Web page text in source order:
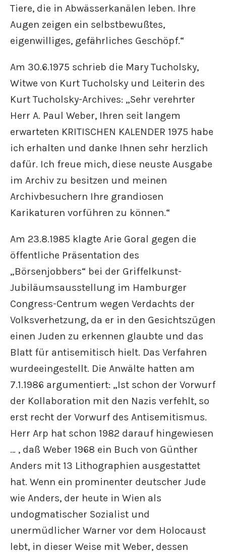
Tiere, die in Abwässerkanälen leben. Ihre
Augen zeigen ein selbstbewußtes,
eigenwilliges, gefährliches Geschöpf.“
Am 30.6.1975 schrieb die Mary Tucholsky,
Witwe von Kurt Tucholsky und Leiterin des
Kurt Tucholsky-Archives: „Sehr verehrter
Herr A. Paul Weber, Ihren seit langem
erwarteten KRITISCHEN KALENDER 1975 habe
ich erhalten und danke Ihnen sehr herzlich
dafür. Ich freue mich, diese neuste Ausgabe
im Archiv zu besitzen und meinen
Archivbesuchern Ihre grandiosen
Karikaturen vorführen zu können.“
Am 23.8.1985 klagte Arie Goral gegen die
öffentliche Präsentation des
„Börsenjobbers“ bei der Griffelkunst-
Jubiläumsausstellung im Hamburger
Congress-Centrum wegen Verdachts der
Volksverhetzung, da er in den Gesichtszügen
einen Juden zu erkennen glaubte und das
Blatt für antisemitisch hielt. Das Verfahren
wurdeeingestellt. Die Anwälte hatten am
7.1.1986 argumentiert: „Ist schon der Vorwurf
der Kollaboration mit den Nazis verfehlt, so
erst recht der Vorwurf des Antisemitismus.
Herr Arp hat schon 1982 darauf hingewiesen
… , daß Weber 1968 ein Buch von Günther
Anders mit 13 Lithographien ausgestattet
hat. Wenn ein prominenter deutscher Jude
wie Anders, der heute in Wien als
undogmatischer Sozialist und
unermüdlicher Warner vor dem Holocaust
lebt, in dieser Weise mit Weber, dessen